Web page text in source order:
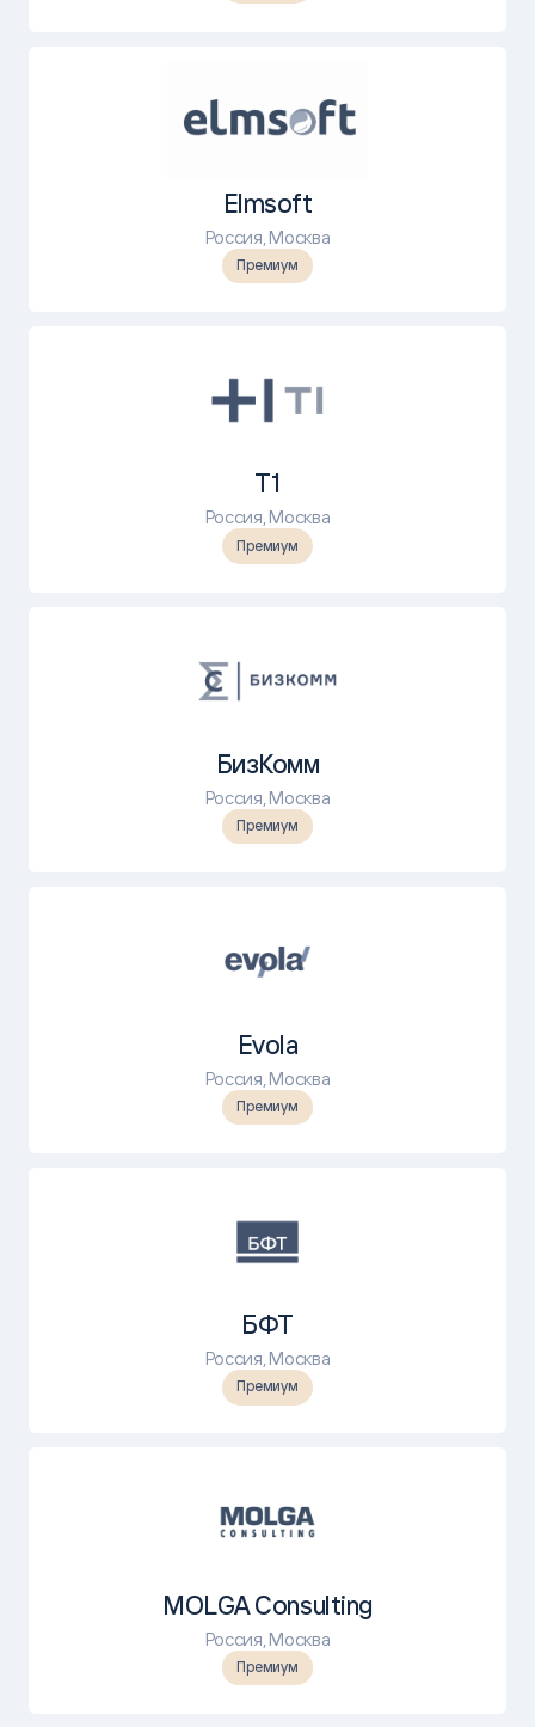
Elmsoft
Россия, Москва
Премиум
Т1
Россия, Москва
Премиум
БизКомм
Россия, Москва
Премиум
Evola
Россия, Москва
Премиум
БФТ
Россия, Москва
Премиум
MOLGA Consulting
Россия, Москва
Премиум